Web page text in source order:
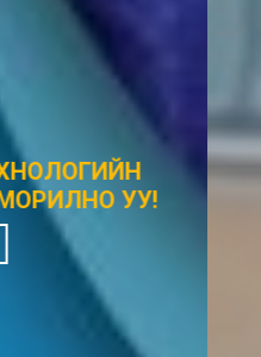
СУДАЛГААНЫ НОМЫН